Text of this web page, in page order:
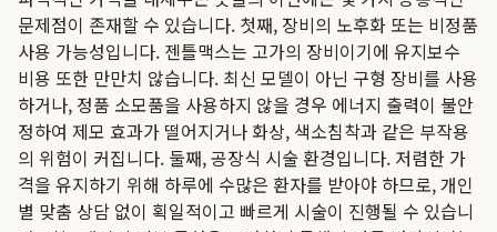
문제점이 존재할 수 있습니다. 첫째, 장비의 노후화 또는 비정품
사용 가능성입니다. 젠틀맥스는 고가의 장비이기에 유지보수
비용 또한 만만치 않습니다. 최신 모델이 아닌 구형 장비를 사용
하거나, 정품 소모품을 사용하지 않을 경우 에너지 출력이 불안
정하여 제모 효과가 떨어지거나 화상, 색소침착과 같은 부작용
의 위험이 커집니다. 둘째, 공장식 시술 환경입니다. 저렴한 가
격을 유지하기 위해 하루에 수많은 환자를 받아야 하므로, 개인
별 맞춤 상담 없이 획일적이고 빠르게 시술이 진행될 수 있습니